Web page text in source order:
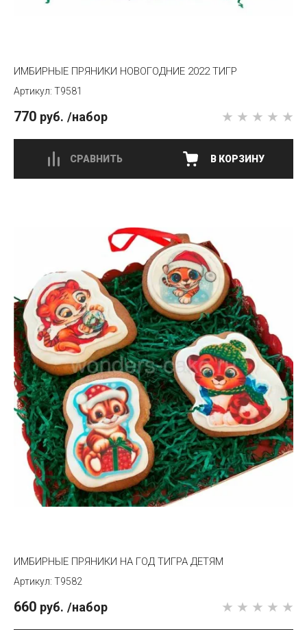
ИМБИРНЫЕ ПРЯНИКИ НОВОГОДНИЕ 2022 ТИГР
T9581
770 руб. /набор
ИМБИРНЫЕ ПРЯНИКИ НА ГОД ТИГРА ДЕТЯМ
T9582
660 руб. /набор